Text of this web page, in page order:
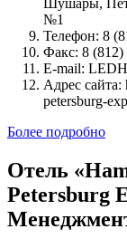
Шушары,
№1
Телефон: 8
Факс: 8 (812)
E-mail:
Адрес
petersburg-
Более подробно
Отель
Petersburg